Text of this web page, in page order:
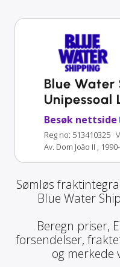
Blue Water
Unipessoal
Besøk nettside
Reg no: 513410325 ·
Av. Dom João II ,
Sømløs
Blue Water
Beregn priser,
forsendelser,
og merkede